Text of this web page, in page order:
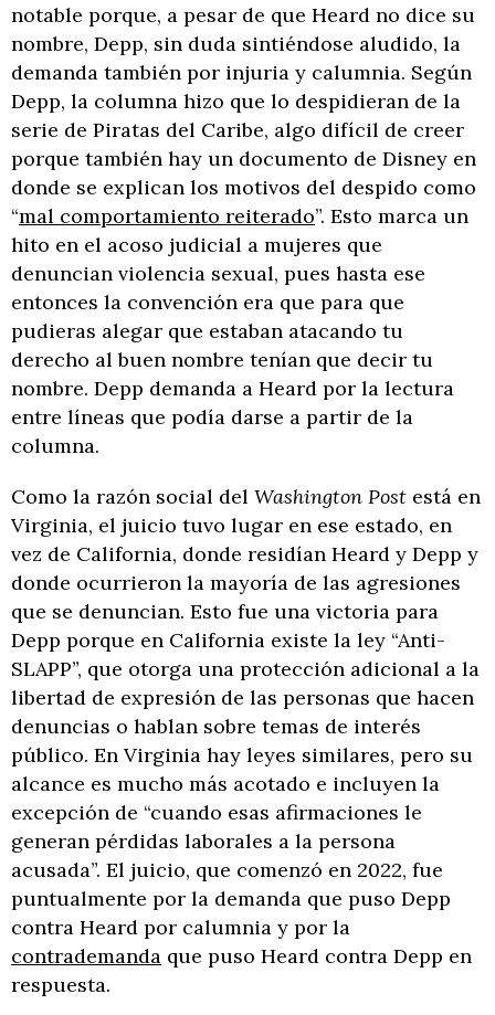
notable porque, a pesar de que Heard no dice su
nombre, Depp, sin duda sintiéndose aludido, la
demanda también por injuria y calumnia. Según
Depp, la columna hizo que lo despidieran de la
serie de Piratas del Caribe, algo difícil de creer
porque también hay un documento de Disney en
donde se explican los motivos del despido como
“mal comportamiento reiterado”. Esto marca un
hito en el acoso judicial a mujeres que
denuncian violencia sexual, pues hasta ese
entonces la convención era que para que
pudieras alegar que estaban atacando tu
derecho al buen nombre tenían que decir tu
nombre. Depp demanda a Heard por la lectura
entre líneas que podía darse a partir de la
columna.
Como la razón social del Washington Post está en
Virginia, el juicio tuvo lugar en ese estado, en
vez de California, donde residían Heard y Depp y
donde ocurrieron la mayoría de las agresiones
que se denuncian. Esto fue una victoria para
Depp porque en California existe la ley “Anti-
SLAPP”, que otorga una protección adicional a la
libertad de expresión de las personas que hacen
denuncias o hablan sobre temas de interés
público. En Virginia hay leyes similares, pero su
alcance es mucho más acotado e incluyen la
excepción de “cuando esas afirmaciones le
generan pérdidas laborales a la persona
acusada”. El juicio, que comenzó en 2022, fue
puntualmente por la demanda que puso Depp
contra Heard por calumnia y por la
contrademanda que puso Heard contra Depp en
respuesta.